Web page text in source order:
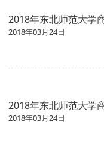
2018年东北师范大学
2018年03月24日
2018年东北师范大学
2018年03月24日